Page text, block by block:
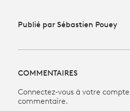
Publié par Sébastien Pouey
COMMENTAIRES
Connectez-vous à votre
commentaire.